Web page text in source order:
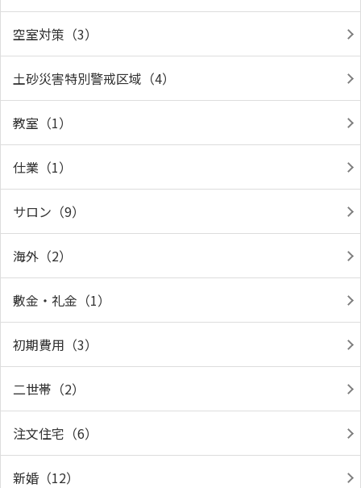
空室対策（3）
土砂災害特別警戒区域（4）
教室（1）
仕業（1）
サロン（9）
海外（2）
敷金・礼金（1）
初期費用（3）
二世帯（2）
注文住宅（6）
新婚（12）